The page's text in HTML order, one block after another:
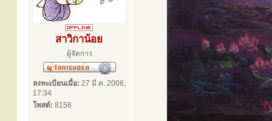
สาวิกาน้อย
ผู้จัดการ
ลงทะเบียนเมื่อ: 27 มี.ค. 2006,
17:34
โพสต์: 8158